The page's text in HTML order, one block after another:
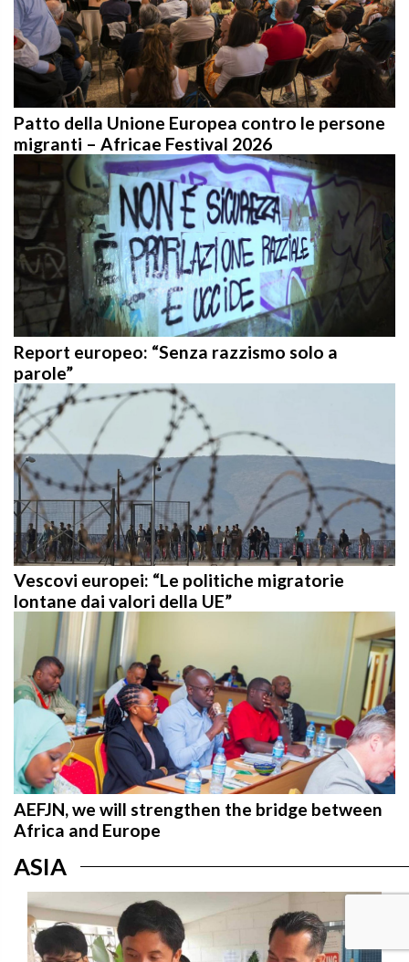
Patto della Unione Europea contro le persone
migranti – Africae Festival 2026
Report europeo: “Senza razzismo solo a
parole”
Vescovi europei: “Le politiche migratorie
lontane dai valori della UE”
AEFJN, we will strengthen the bridge between
Africa and Europe